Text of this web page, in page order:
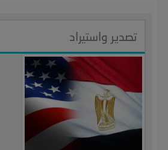
تصدير واستيراد